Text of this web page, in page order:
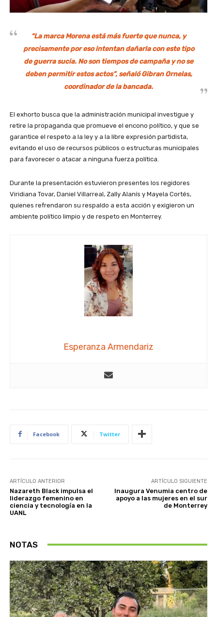
“La marca Morena está más fuerte que nunca, y
precisamente por eso intentan dañarla con este tipo
de guerra sucia. No son tiempos de campaña y no se
deben permitir estos actos”, señaló Gibran Ornelas,
coordinador de la bancada.
El exhorto busca que la administración municipal investigue y
retire la propaganda que promueve el encono político, y que se
garantice el respeto a la ley y a la libre expresión partidista,
evitando el uso de recursos públicos o estructuras municipales
para favorecer o atacar a ninguna fuerza política.
Durante la presentación estuvieron presentes los regidores
Viridiana Tovar, Daniel Villarreal, Zally Alanís y Mayela Cortés,
quienes refrendaron su respaldo a esta acción y exigieron un
ambiente político limpio y de respeto en Monterrey.
Esperanza Armendariz
Facebook Twitter
ARTÍCULO ANTERIOR
Nazareth Black impulsa el
liderazgo femenino en
ciencia y tecnología en la
UANL
ARTÍCULO SIGUIENTE
Inaugura Venumia centro de
apoyo a las mujeres en el sur
de Monterrey
NOTAS